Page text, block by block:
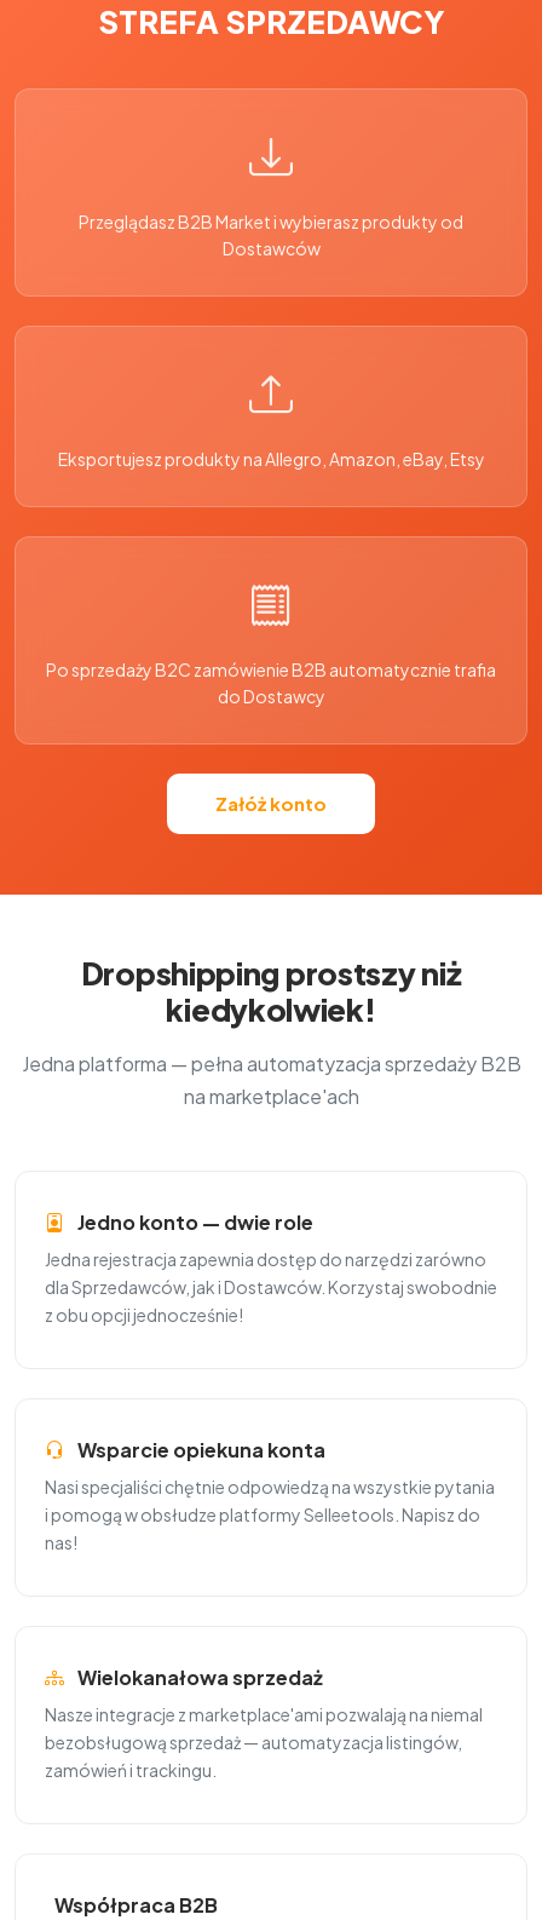
STREFA SPRZEDAWCY
Przeglądasz B2B Market i wybierasz produkty od
Dostawców
Eksportujesz produkty na Allegro, Amazon, eBay, Etsy
Po sprzedaży B2C zamówienie B2B automatycznie trafia
do Dostawcy
Załóż konto
Dropshipping prostszy niż
kiedykolwiek!
Jedna platforma — pełna automatyzacja sprzedaży B2B
na marketplace'ach
Jedno konto — dwie role
Jedna rejestracja zapewnia dostęp do narzędzi zarówno
dla Sprzedawców, jak i Dostawców. Korzystaj swobodnie
z obu opcji jednocześnie!
Wsparcie opiekuna konta
Nasi specjaliści chętnie odpowiedzą na wszystkie pytania
i pomogą w obsłudze platformy Selleetools. Napisz do
nas!
Wielokanałowa sprzedaż
Nasze integracje z marketplace'ami pozwalają na niemal
bezobsługową sprzedaż — automatyzacja listingów,
zamówień i trackingu.
Współpraca B2B